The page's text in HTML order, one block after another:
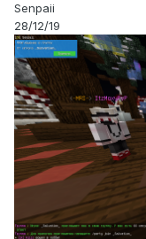
Senpaii
28/12/19